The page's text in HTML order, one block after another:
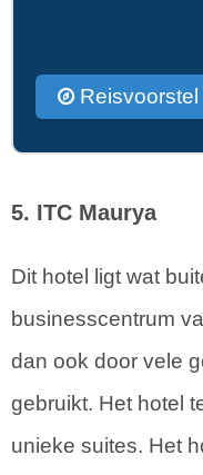
Reisvoorstel
5. ITC Maurya
Dit hotel ligt wat
businesscentrum
dan ook door vele
gebruikt. Het hotel
unieke suites. Het